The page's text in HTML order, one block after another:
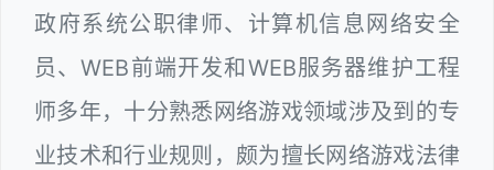
政府系统公职律师、计算机信息网络安全
员、WEB前端开发和WEB服务器维护工程
师多年，十分熟悉网络游戏领域涉及到的专
业技术和行业规则，颇为擅长网络游戏法律